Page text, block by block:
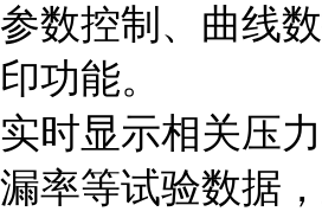
参数控制、曲线
印功能。
实时显示相关压
漏率等试验数据